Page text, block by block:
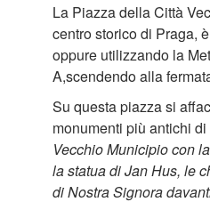
La Piazza della Città
centro storico di Praga,
oppure utilizzando la
A,scendendo alla
Su questa piazza si
monumenti più antichi
Vecchio Municipio con
la statua di Jan Hus, le
di Nostra Signora